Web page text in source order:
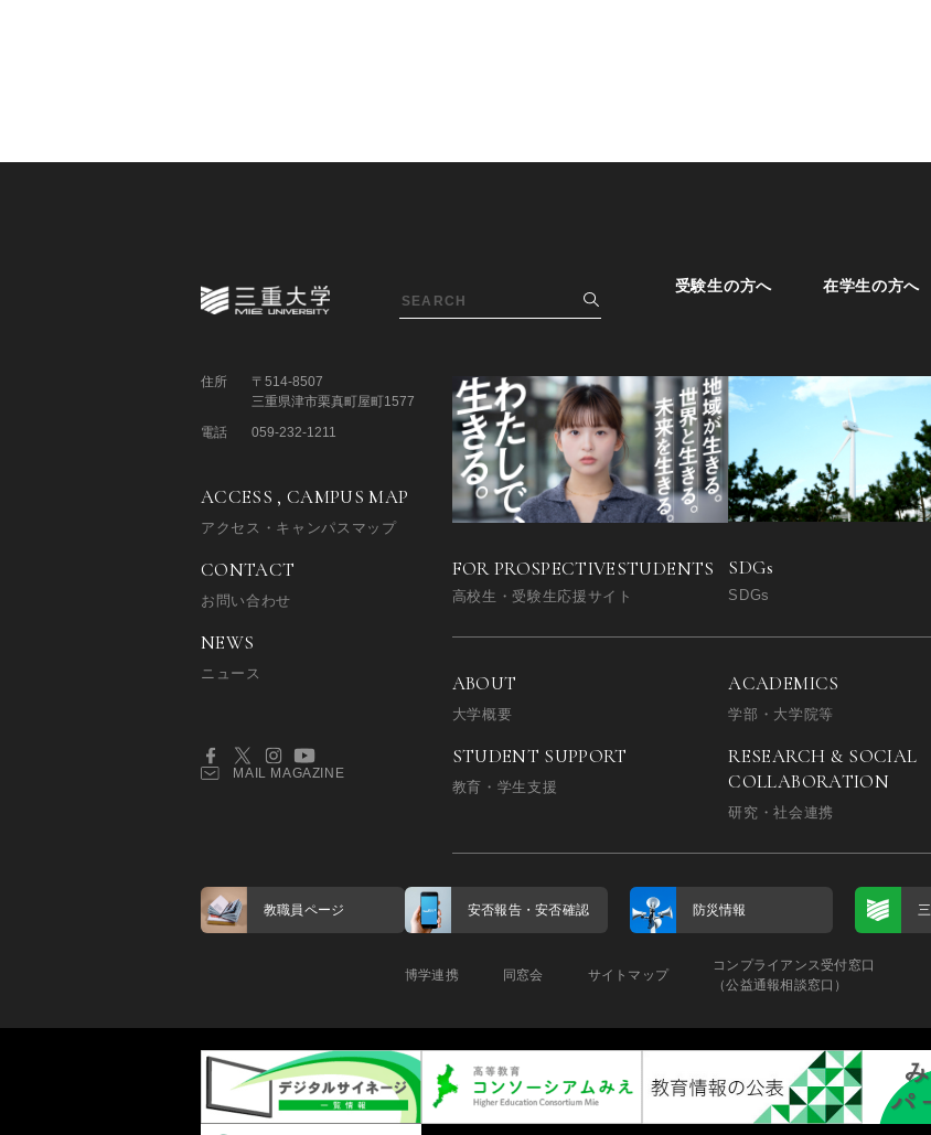
受験生の方へ 在学生の方へ
FOR PROSPECTIVESTUDENTS
高校生・受験生応援サイト
SDGs
SDGs
ABOUT
大学概要
ACADEMICS
学部・大学院等
STUDENT SUPPORT
教育・学生支援
RESEARCH & SOCIAL
COLLABORATION
研究・社会連携
住所
〒514-8507
三重県津市栗真町屋町1577
電話
059-232-1211
ACCESS , CAMPUS MAP
アクセス・キャンパスマップ
CONTACT
お問い合わせ
NEWS
ニュース
MAIL MAGAZINE
教職員ページ 安否報告・安否確認 防災情報
博学連携 同窓会 サイトマップ
コンプライアンス受付窓口
（公益通報相談窓口）